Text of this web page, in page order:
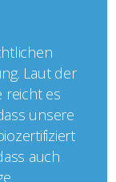
Laut der
reicht es
unsere
auch